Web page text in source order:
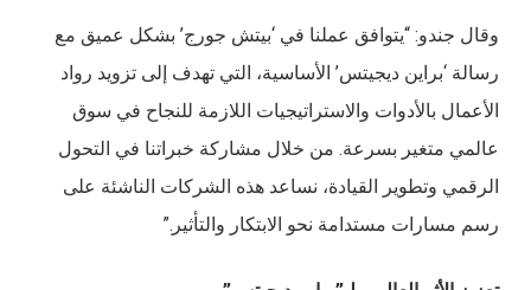
وقال جندو: “يتوافق عملنا في ‘بيتش جورج’ بشكل عميق مع
رسالة ‘براين ديجيتس’ الأساسية، التي تهدف إلى تزويد رواد
الأعمال بالأدوات والاستراتيجيات اللازمة للنجاح في سوق
عالمي متغير بسرعة. من خلال مشاركة خبراتنا في التحول
الرقمي وتطوير القيادة، نساعد هذه الشركات الناشئة على
رسم مسارات مستدامة نحو الابتكار والتأثير.”